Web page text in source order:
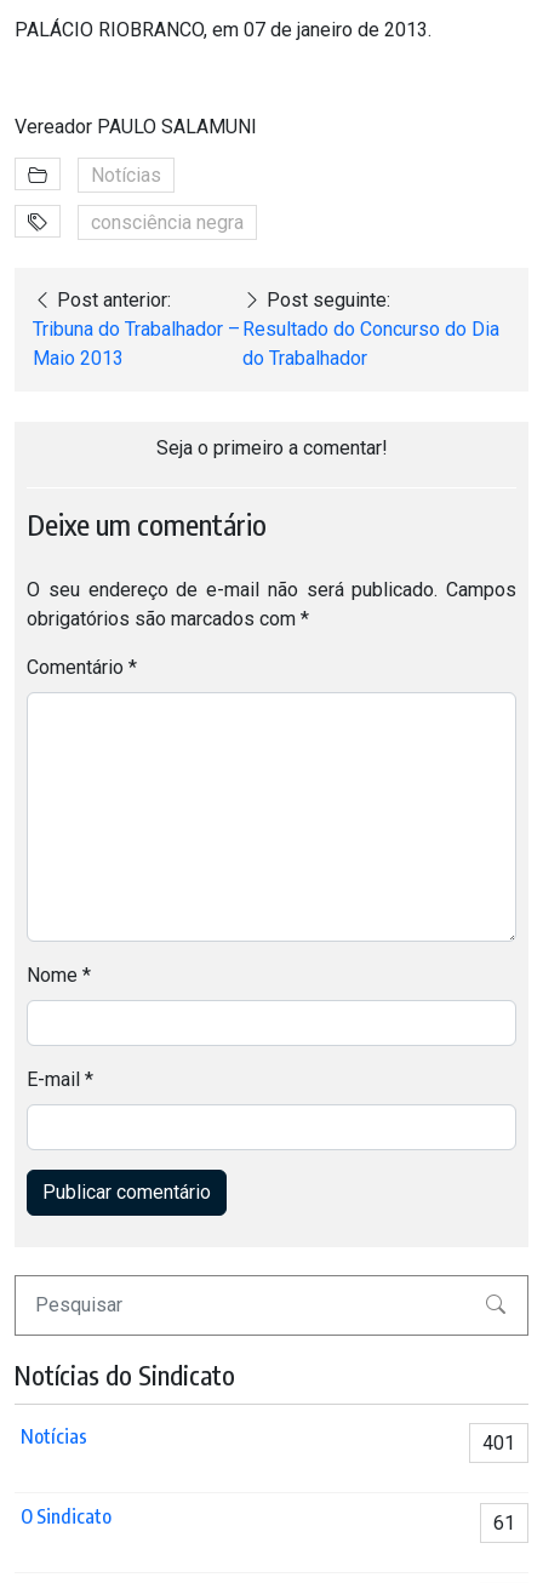
PALÁCIO RIOBRANCO, em 07 de janeiro de 2013.
Vereador PAULO SALAMUNI
Notícias
consciência negra
Post anterior:
Tribuna do Trabalhador –
Maio 2013
Post seguinte:
Resultado do Concurso do Dia
do Trabalhador
Seja o primeiro a comentar!
Deixe um comentário
O seu endereço de e-mail não será publicado. Campos
obrigatórios são marcados com *
Comentário *
Nome *
E-mail *
Pesquisar
Notícias do Sindicato
Notícias 401
O Sindicato 61